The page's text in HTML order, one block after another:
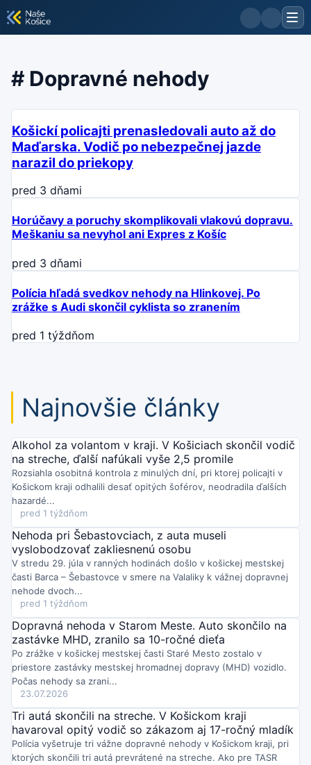
# Dopravné nehody
Košickí policajti prenasledovali auto až do
Maďarska. Vodič po nebezpečnej jazde
narazil do priekopy
pred 3 dňami
Horúčavy a poruchy skomplikovali vlakovú dopravu.
Meškaniu sa nevyhol ani Expres z Košíc
pred 3 dňami
Polícia hľadá svedkov nehody na Hlinkovej. Po
zrážke s Audi skončil cyklista so zranením
pred 1 týždňom
Najnovšie články
Alkohol za volantom v kraji. V Košiciach skončil vodič
na streche, ďalší nafúkali vyše 2,5 promile
Rozsiahla osobitná kontrola z minulých dní, pri ktorej policajti v
Košickom kraji odhalili desať opitých šoférov, neodradila ďalších
hazardé...
pred 1 týždňom
Nehoda pri Šebastovciach, z auta museli
vyslobodzovať zakliesnenú osobu
V stredu 29. júla v ranných hodinách došlo v košickej mestskej
časti Barca – Šebastovce v smere na Valaliky k vážnej dopravnej
nehode dvoch...
pred 1 týždňom
Dopravná nehoda v Starom Meste. Auto skončilo na
zastávke MHD, zranilo sa 10-ročné dieťa
Po zrážke v košickej mestskej časti Staré Mesto zostalo v
priestore zastávky mestskej hromadnej dopravy (MHD) vozidlo.
Počas nehody sa zrani...
23.07.2026
Tri autá skončili na streche. V Košickom kraji
havaroval opitý vodič so zákazom aj 17-ročný mladík
Polícia vyšetruje tri vážne dopravné nehody v Košickom kraji, pri
ktorých skončili tri autá prevrátené na streche. Ako pre TASR